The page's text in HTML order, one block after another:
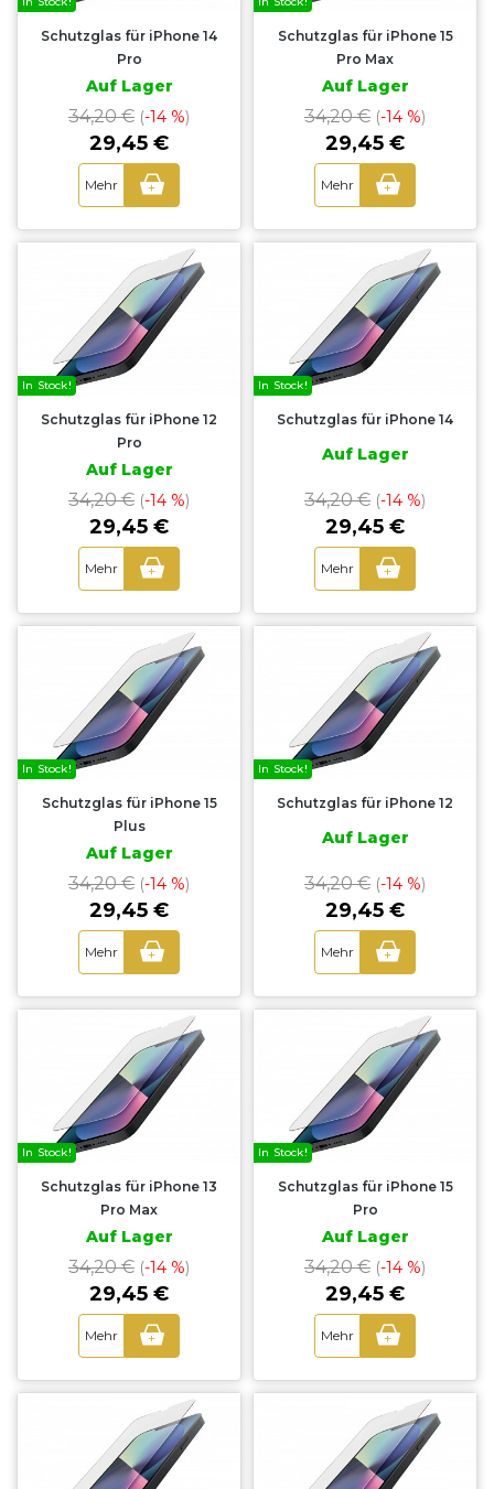
Schutzglas für iPhone 14
Pro
Auf Lager
34,20 € (-14 %)
29,45 €
Mehr +
Schutzglas für iPhone 15
Pro Max
Auf Lager
34,20 € (-14 %)
29,45 €
Mehr +
In Stock!
Schutzglas für iPhone 12
Pro
Auf Lager
34,20 € (-14 %)
29,45 €
Mehr +
In Stock!
Schutzglas für iPhone 14
Auf Lager
34,20 € (-14 %)
29,45 €
Mehr +
In Stock!
Schutzglas für iPhone 15
Plus
Auf Lager
34,20 € (-14 %)
29,45 €
Mehr +
In Stock!
Schutzglas für iPhone 12
Auf Lager
34,20 € (-14 %)
29,45 €
Mehr +
In Stock!
Schutzglas für iPhone 13
Pro Max
Auf Lager
34,20 € (-14 %)
29,45 €
Mehr +
In Stock!
Schutzglas für iPhone 15
Pro
Auf Lager
34,20 € (-14 %)
29,45 €
Mehr +